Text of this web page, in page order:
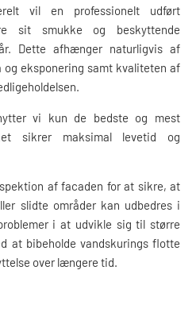
vil en professionelt udført
sit smukke og beskyttende
Dette afhænger naturligvis af
eksponering samt kvaliteten af
vi kun de bedste og mest
sikrer maksimal levetid og
af facaden for at sikre, at
slidte områder kan udbedres i
i at udvikle sig til større
at bibeholde vandskurings flotte
over længere tid.